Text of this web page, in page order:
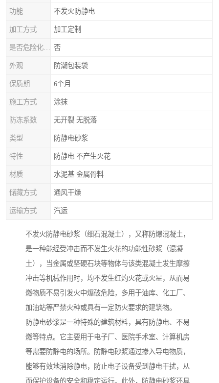
功能 不发火防静电
加工方式 加工定制
否
外观 防潮包装袋
保质期 6个月
施工方式 涂抹
防冻系数 无开裂 无脱落
类型 防静电砂浆
特性 防静电 不产生火花
材质 水泥基 金属骨料
储藏方式 通风干燥
运输方式 汽运
不发火防静电砂浆（细石混凝土），又称防爆混凝土，
是一种能经受冲击而不发生火花的功能性砂浆（混凝
土），当金属或坚硬石块等物体与该类混凝土发生摩擦
冲击等机械作用时，均不发生红灼火花或火星，从而易
燃物质不易引发火中爆破危险，多用于油库、化工厂、
加油站等严禁火种或具有一定防火要求的建筑物。
防静电砂浆是一种特殊的建筑材料，具有防静电、不易
燃等特点。它主要用于电子厂、医院手术室、计算机房
等需要防静电的场所。防静电砂浆通过掺入导电物质，
能够有效地消除静电，防止电子设备受到静电干扰，从
而保护设备的安全和稳定运行。此外，防静电砂浆还具